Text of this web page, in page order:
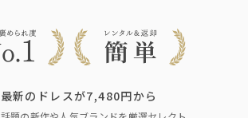
最新のドレスが7,480円から